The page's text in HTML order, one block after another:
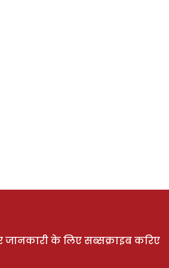
जानकारी के लिए सब्सक्राइब करिए